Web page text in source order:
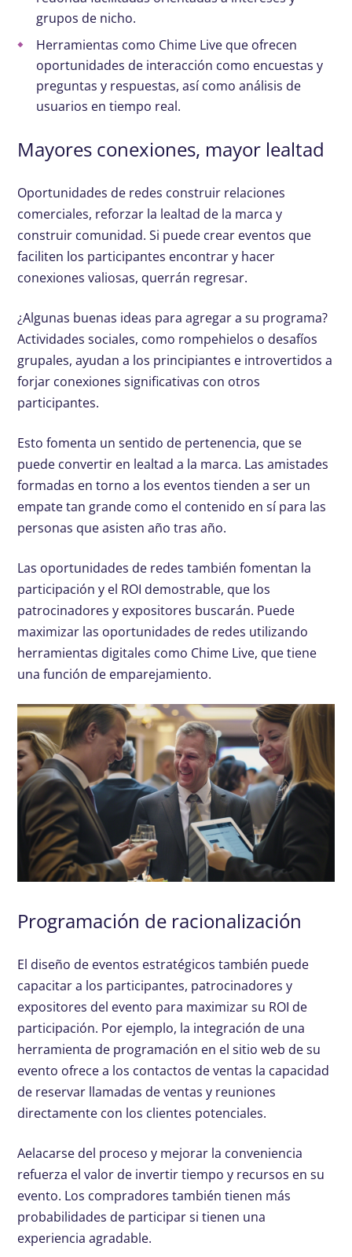
grupos de nicho.
Herramientas como Chime Live que ofrecen
oportunidades de interacción como encuestas y
preguntas y respuestas, así como análisis de
usuarios en tiempo real.
Mayores conexiones, mayor lealtad
Oportunidades de redes construir relaciones
comerciales, reforzar la lealtad de la marca y
construir comunidad. Si puede crear eventos que
faciliten los participantes encontrar y hacer
conexiones valiosas, querrán regresar.
¿Algunas buenas ideas para agregar a su programa?
Actividades sociales, como rompehielos o desafíos
grupales, ayudan a los principiantes e introvertidos a
forjar conexiones significativas con otros
participantes.
Esto fomenta un sentido de pertenencia, que se
puede convertir en lealtad a la marca. Las amistades
formadas en torno a los eventos tienden a ser un
empate tan grande como el contenido en sí para las
personas que asisten año tras año.
Las oportunidades de redes también fomentan la
participación y el ROI demostrable, que los
patrocinadores y expositores buscarán. Puede
maximizar las oportunidades de redes utilizando
herramientas digitales como Chime Live, que tiene
una función de emparejamiento.
Programación de racionalización
El diseño de eventos estratégicos también puede
capacitar a los participantes, patrocinadores y
expositores del evento para maximizar su ROI de
participación. Por ejemplo, la integración de una
herramienta de programación en el sitio web de su
evento ofrece a los contactos de ventas la capacidad
de reservar llamadas de ventas y reuniones
directamente con los clientes potenciales.
Aelacarse del proceso y mejorar la conveniencia
refuerza el valor de invertir tiempo y recursos en su
evento. Los compradores también tienen más
probabilidades de participar si tienen una
experiencia agradable.